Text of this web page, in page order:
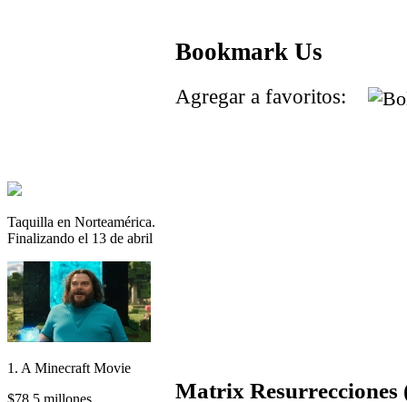
Taquilla en Norteamérica.
Finalizando el 13 de abril
1. A Minecraft Movie
$78.5 millones
Bookmark Us
Agregar a favoritos:
Matrix